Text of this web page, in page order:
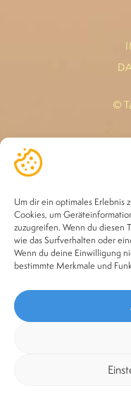
Um dir ein optimales Erlebnis
Cookies, um
zuzugreifen. Wenn du diesen
wie das Surfverhalten oder
Wenn du deine Einwilligung
bestimmte Merkmale und
©
Rechtsgrundlage:
aus. Die Behandlungen